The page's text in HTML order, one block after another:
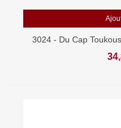
3024 - Du Cap